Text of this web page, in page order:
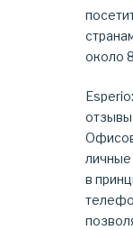
около
отзывы
Офисов
в